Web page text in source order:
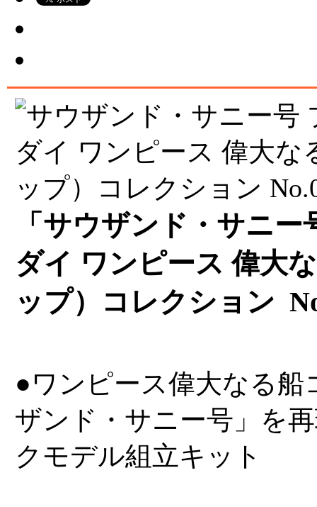
「サウザンド・サニ
ダイ ワンピース 偉大
ップ）コレクション
●ワンピース偉大なる
ザンド・サニー号」を
クモデル組立キット